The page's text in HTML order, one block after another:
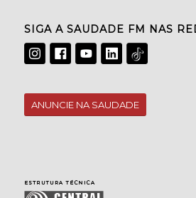
SIGA A SAUDADE FM NAS
ANUNCIE NA SAUDADE